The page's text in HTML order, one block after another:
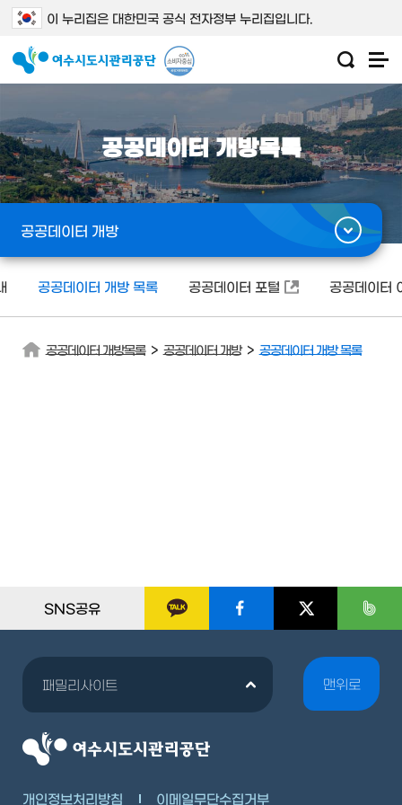
이 누리집은 대한민국 공식 전자정부 누리집입니다.
공공데이터 개방목록
공공데이터 개방
공공데이터 개방 목록 공공데이터 포털 공공데이터
공공데이터 개방목록 > 공공데이터 개방 > 공공데이터 개방 목록
SNS공유
패밀리사이트
개인정보처리방침 이메일무단수집거부
맨위로